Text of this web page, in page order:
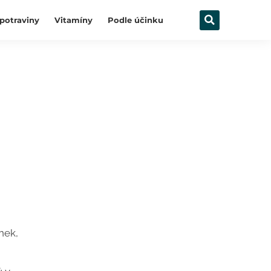
Vitamíny Podle účinku